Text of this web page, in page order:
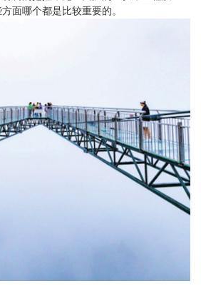
面哪个都是比较重要的。